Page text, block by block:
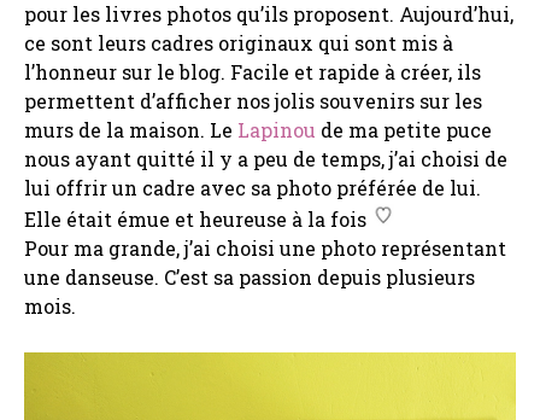
pour les livres photos qu’ils proposent. Aujourd’hui,
ce sont leurs cadres originaux qui sont mis à
l’honneur sur le blog. Facile et rapide à créer, ils
permettent d’afficher nos jolis souvenirs sur les
murs de la maison. Le Lapinou de ma petite puce
nous ayant quitté il y a peu de temps, j’ai choisi de
lui offrir un cadre avec sa photo préférée de lui.
Elle était émue et heureuse à la fois
Pour ma grande, j’ai choisi une photo représentant
une danseuse. C’est sa passion depuis plusieurs
mois.